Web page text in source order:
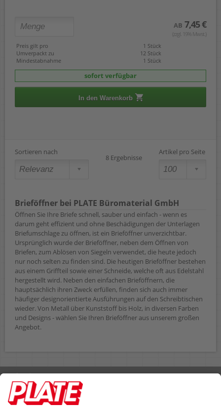
AB 7,45 €
(zzgl. 19% Mwst.)
Preis gilt pro
1 Stück
Umverpackt zu
12 Stück
Mindestabnahme
1 Stück
sofort verfügbar
In den Warenkorb
Sortieren nach
8 Ergebnisse
Artikel pro Seite
Brieföffner bei PLATE Büromaterial GmbH
Öffnen Sie Ihre Briefe schnell, sauber und einfach - wenn es
darum geht effizient und ohne Beschädigungen der Unterlagen
Briefumschlage zu öffnen, ist ein Brieföffner unverzichtbar.
Ursprünglich wurde der Brieföffner, neben dem Öffnen von
Briefen, zum Ablösen von Siegeln verwendet, die heute jedoch
nur noch selten zu finden sind. Die heutigen Brieföffner bestehen
aus einem Griffteil sowie einer Schneide, welche oft aus Edelstahl
hergestellt wird. Neben den einfachen Brieföffnern, die
hauptsächlich ihren Zweck erfüllen, finden sich auch immer
häufiger designorientierte Ausführungen auf den Schreibtischen
wieder. Von Metall über Kunststoff bis Holz, in diversen Farben
und Designs - wählen Sie Ihren Brieföffner aus unserem großen
Angebot.
Rufen Sie uns an 04298 401-0
Lieferbedingungen Impressum